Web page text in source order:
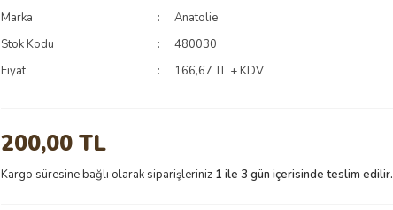
Marka
Anatolie
Stok Kodu
480030
Fiyat
166,67 TL + KDV
200,00 TL
Kargo süresine bağlı olarak siparişleriniz 1 ile 3 gün içerisinde teslim edilir.